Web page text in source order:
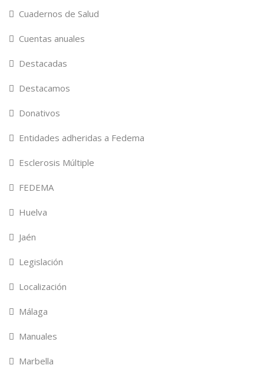
Cuadernos de Salud
Cuentas anuales
Destacadas
Destacamos
Donativos
Entidades adheridas a Fedema
Esclerosis Múltiple
FEDEMA
Huelva
Jaén
Legislación
Localización
Málaga
Manuales
Marbella